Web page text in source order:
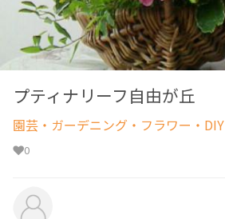
プティナリーフ自由が丘
園芸・ガーデニング・フラワー・DIY
0